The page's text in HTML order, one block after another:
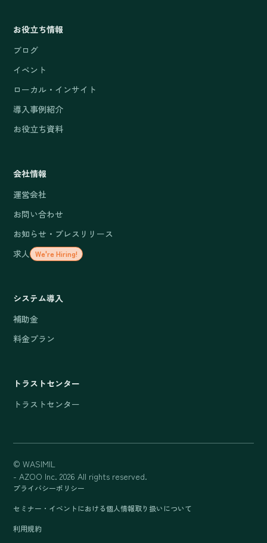
お役立ち情報
ブログ
イベント
ローカル・インサイト
導入事例紹介
お役立ち資料
会社情報
運営会社
お問い合わせ
お知らせ・プレスリリース
求人 We're Hiring!
システム導入
補助金
料金プラン
トラストセンター
トラストセンター
© WASIMIL
- AZOO Inc. 2026 All rights reserved.
プライバシーポリシー
セミナー・イベントにおける個人情報取り扱いについて
利用規約